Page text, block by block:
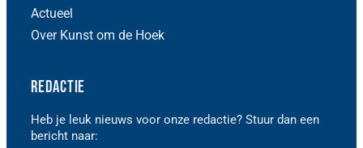
Actueel
Over Kunst om de Hoek
Redactie
Heb je leuk nieuws voor onze redactie? Stuur dan een
bericht naar: